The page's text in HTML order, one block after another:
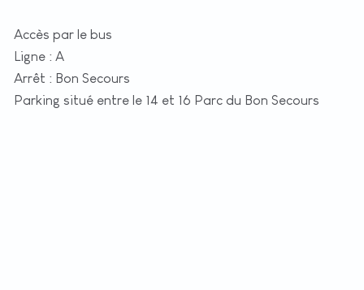
Accès par le bus
Ligne : A
Arrêt : Bon Secours
Parking situé entre le 14 et 16 Parc du Bon Secours